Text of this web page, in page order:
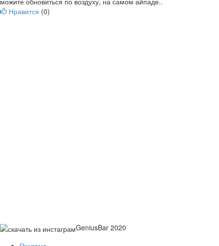
Нравится (0)
GeniusBar 2020